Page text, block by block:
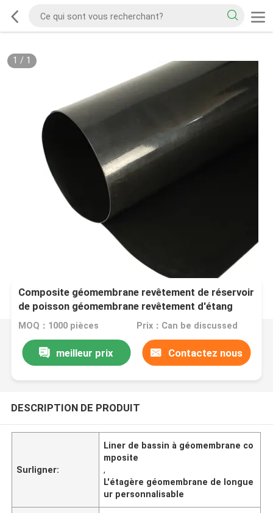
1 / 1
Composite géomembrane revêtement de réservoir
de poisson géomembrane revêtement d'étang
longueur personnalisable
MOQ：1000 pièces Prix：Can be discussed
meilleur prix Contactez nous
DESCRIPTION DE PRODUIT
Surligner:
Liner de bassin à géomembrane co
mposite
,
L'étagère géomembrane de longue
ur personnalisable